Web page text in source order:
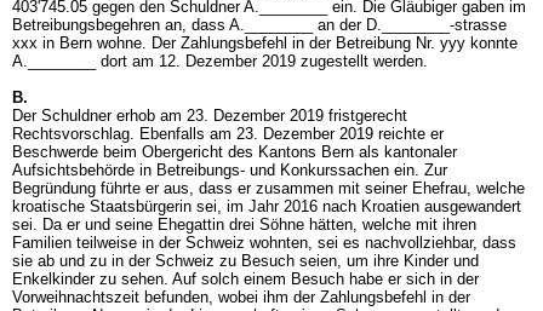
403'745.05 gegen den Schuldner A.________ ein. Die Gläubiger gaben im
Betreibungsbegehren an, dass A.________ an der D.________-strasse
xxx in Bern wohne. Der Zahlungsbefehl in der Betreibung Nr. yyy konnte
A.________ dort am 12. Dezember 2019 zugestellt werden.
B.
Der Schuldner erhob am 23. Dezember 2019 fristgerecht
Rechtsvorschlag. Ebenfalls am 23. Dezember 2019 reichte er
Beschwerde beim Obergericht des Kantons Bern als kantonaler
Aufsichtsbehörde in Betreibungs- und Konkurssachen ein. Zur
Begründung führte er aus, dass er zusammen mit seiner Ehefrau, welche
kroatische Staatsbürgerin sei, im Jahr 2016 nach Kroatien ausgewandert
sei. Da er und seine Ehegattin drei Söhne hätten, welche mit ihren
Familien teilweise in der Schweiz wohnten, sei es nachvollziehbar, dass
sie ab und zu in der Schweiz zu Besuch seien, um ihre Kinder und
Enkelkinder zu sehen. Auf solch einem Besuch habe er sich in der
Vorweihnachtszeit befunden, wobei ihm der Zahlungsbefehl in der